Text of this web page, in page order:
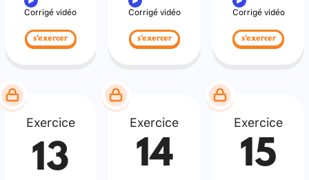
Corrigé vidéo
s'exercer
Corrigé vidéo
s'exercer
Corrigé vidéo
s'exercer
Exercice
13
Exercice
14
Exercice
15